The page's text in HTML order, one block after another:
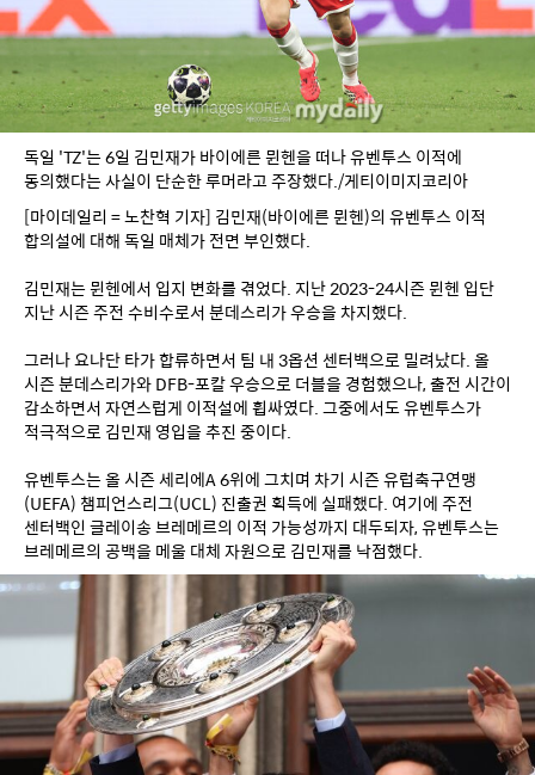
독일 'TZ'는 6일 김민재가 바이에른 뮌헨을 떠나 유벤투스 이적에
동의했다는 사실이 단순한 루머라고 주장했다./게티이미지코리아
[마이데일리 = 노찬혁 기자] 김민재(바이에른 뮌헨)의 유벤투스 이적
합의설에 대해 독일 매체가 전면 부인했다.
김민재는 뮌헨에서 입지 변화를 겪었다. 지난 2023-24시즌 뮌헨 입단
지난 시즌 주전 수비수로서 분데스리가 우승을 차지했다.
그러나 요나단 타가 합류하면서 팀 내 3옵션 센터백으로 밀려났다. 올
시즌 분데스리가와 DFB-포칼 우승으로 더블을 경험했으나, 출전 시간이
감소하면서 자연스럽게 이적설에 휩싸였다. 그중에서도 유벤투스가
적극적으로 김민재 영입을 추진 중이다.
유벤투스는 올 시즌 세리에A 6위에 그치며 차기 시즌 유럽축구연맹
(UEFA) 챔피언스리그(UCL) 진출권 획득에 실패했다. 여기에 주전
센터백인 글레이송 브레메르의 이적 가능성까지 대두되자, 유벤투스는
브레메르의 공백을 메울 대체 자원으로 김민재를 낙점했다.